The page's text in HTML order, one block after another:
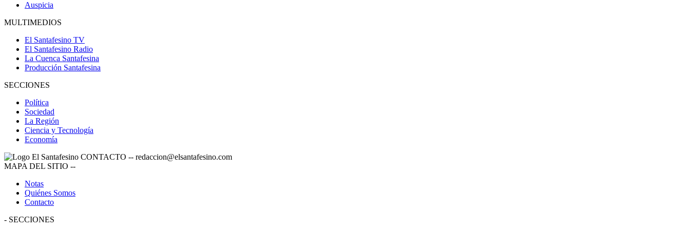
Auspicia
MULTIMEDIOS
El Santafesino TV
El Santafesino Radio
La Cuenca Santafesina
Producción Santafesina
SECCIONES
Política
Sociedad
La Región
Ciencia y Tecnología
Economía
CONTACTO -- redaccion@elsantafesino.com
MAPA DEL SITIO --
Notas
Quiénes Somos
Contacto
- SECCIONES